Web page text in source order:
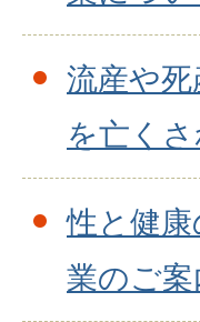
流産や死
を亡く
性と健
業のご案